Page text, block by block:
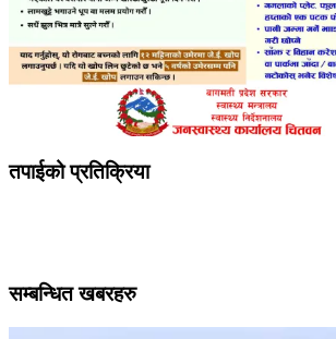
तपाईको प्रतिक्रिया
सम्बन्धित खबरहरु